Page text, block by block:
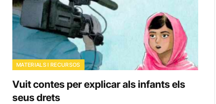
MATERIALS I RECURSOS
Vuit contes per explicar als infants els
seus drets